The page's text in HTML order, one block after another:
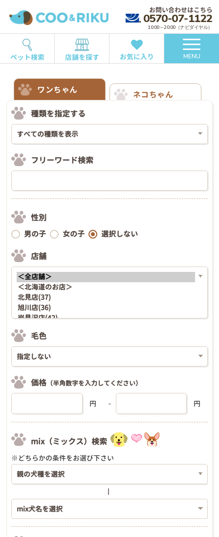
お問い合わせはこちら
0570-07-1122
10:00～20:00（ナビダイヤル）
ペット検索 店舗を探す お気に入り MENU
ワンちゃん
ネコちゃん
種類を指定する
フリーワード検索
性別
男の子 女の子 選択しない
店舗
毛色
価格 （半角数字を入力してください）
円 円
mix（ミックス）検索
※どちらかの条件をお選び下さい